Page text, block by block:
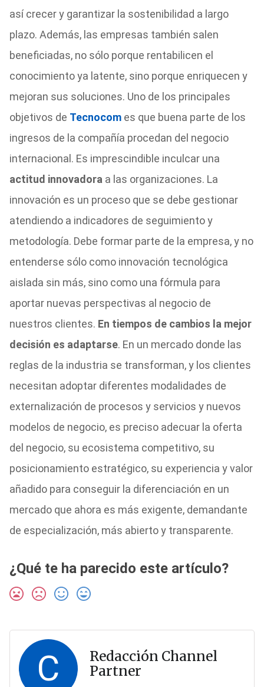
así crecer y garantizar la sostenibilidad a largo
plazo. Además, las empresas también salen
beneficiadas, no sólo porque rentabilicen el
conocimiento ya latente, sino porque enriquecen y
mejoran sus soluciones. Uno de los principales
objetivos de Tecnocomes que buena parte de los
ingresos de la compañía procedan del negocio
internacional. Es imprescindible inculcar una
actitud innovadora a las organizaciones. La
innovación es un proceso que se debe gestionar
atendiendo a indicadores de seguimiento y
metodología. Debe formar parte de la empresa, y no
entenderse sólo como innovación tecnológica
aislada sin más, sino como una fórmula para
aportar nuevas perspectivas al negocio de
nuestros clientes. En tiempos de cambios la mejor
decisión es adaptarse. En un mercado donde las
reglas de la industria se transforman, y los clientes
necesitan adoptar diferentes modalidades de
externalización de procesos y servicios y nuevos
modelos de negocio, es preciso adecuar la oferta
del negocio, su ecosistema competitivo, su
posicionamiento estratégico, su experiencia y valor
añadido para conseguir la diferenciación en un
mercado que ahora es más exigente, demandante
de especialización, más abierto y transparente.
¿Qué te ha parecido este artículo?
C
Redacción Channel
Partner